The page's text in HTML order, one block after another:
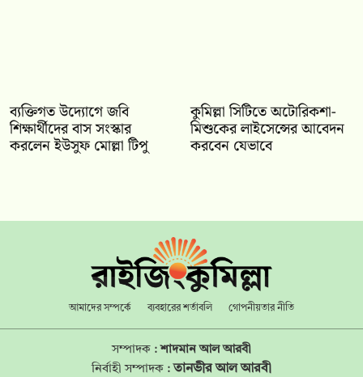
ব্যক্তিগত উদ্যোগে জবি
শিক্ষার্থীদের বাস সংস্কার
করলেন ইউসুফ মোল্লা টিপু
কুমিল্লা সিটিতে অটোরিকশা-
মিশুকের লাইসেন্সের আবেদন
করবেন যেভাবে
আমাদের সম্পর্কে ব্যবহারের শর্তাবলি গোপনীয়তার নীতি
সম্পাদক :শাদমান আল আরবী
নির্বাহী সম্পাদক : তানভীর আল আরবী